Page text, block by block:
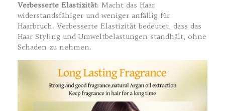
Verbesserte Elastizität: Macht das Haar
widerstandsfähiger und weniger anfällig für
Haarbruch. Verbesserte Elastizität bedeutet, dass das
Haar Styling und Umweltbelastungen standhält, ohne
Schaden zu nehmen.